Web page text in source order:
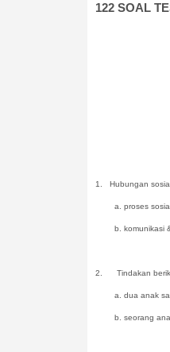
122 SOAL
1. Hubungan
a. proses
b.
2. Tindakan
a. dua anak
b. seorang